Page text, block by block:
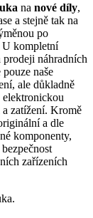
na nové díly,
a stejně tak na
po
U kompletní
prodeji náhradních
naše
ale důkladně
elektronickou
zatížení. Kromě
a dle
komponenty,
zařízeních